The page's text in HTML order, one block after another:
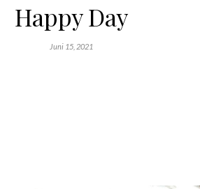
Happy Day
Juni 15, 2021